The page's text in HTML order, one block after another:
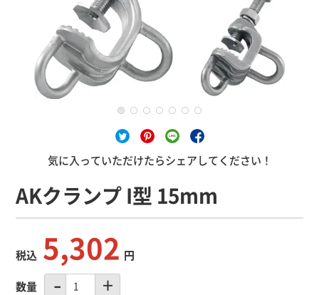
気に入っていただけたらシェアしてください！
AKクランプ I型 15mm
税込 5,302 円
数量